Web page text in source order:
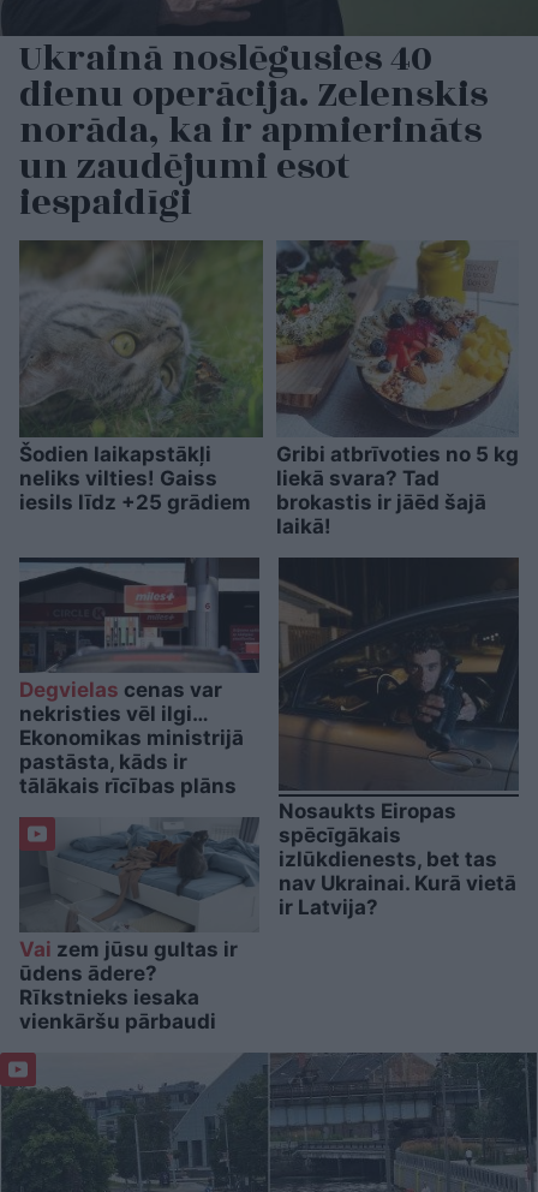
Ukrainā noslēgusies 40
dienu operācija. Zelenskis
norāda, ka ir apmierināts
un zaudējumi esot
iespaidīgi
Šodien laikapstākļi
neliks vilties! Gaiss
iesils līdz +25 grādiem
Gribi atbrīvoties no 5 kg
liekā svara? Tad
brokastis ir jāēd šajā
laikā!
Degvielas cenas var
nekristies vēl ilgi…
Ekonomikas ministrijā
pastāsta, kāds ir
tālākais rīcības plāns
Vai zem jūsu gultas ir
ūdens ādere?
Rīkstnieks iesaka
vienkāršu pārbaudi
Nosaukts Eiropas
spēcīgākais
izlūkdienests, bet tas
nav Ukrainai. Kurā vietā
ir Latvija?